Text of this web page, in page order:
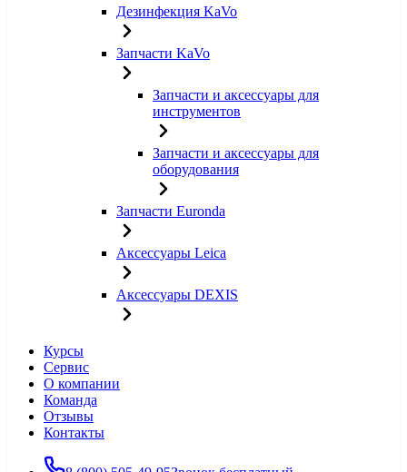
Дезинфекция KaVo
Запчасти KaVo
Запчасти и аксессуары для
инструментов
Запчасти и аксессуары для
оборудования
Запчасти Euronda
Аксессуары Leica
Аксессуары DEXIS
Курсы
Сервис
О компании
Команда
Отзывы
Контакты